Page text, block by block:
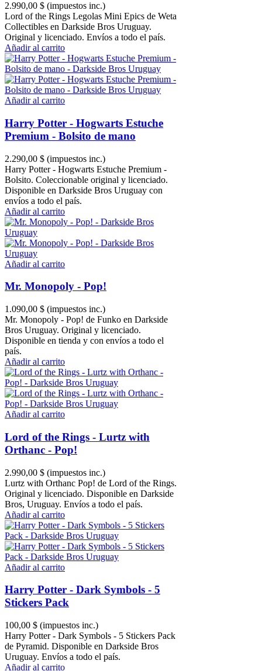
2.990,00 $ (impuestos inc.)
Lord of the Rings Legolas Mini Epics de Weta
Collectibles en Darkside Bros Uruguay.
Original y licenciado. Envíos a todo el país.
Añadir al carrito
Añadir al carrito
Harry Potter - Hogwarts Estuche
Premium - Bolsito de mano
2.290,00 $ (impuestos inc.)
Harry Potter - Hogwarts Estuche Premium -
Bolsito. Coleccionable original y licenciado.
Disponible en Darkside Bros Uruguay con
envíos a todo el país.
Añadir al carrito
Añadir al carrito
Mr. Monopoly - Pop!
1.090,00 $ (impuestos inc.)
Mr. Monopoly - Pop! de Funko en Darkside
Bros Uruguay. Original y licenciado.
Disponible en tienda y con envíos a todo el
país.
Añadir al carrito
Añadir al carrito
Lord of the Rings - Lurtz with
Orthanc - Pop!
2.990,00 $ (impuestos inc.)
Lurtz with Orthanc Pop! de Lord of the Rings.
Original y licenciado. Disponible en Darkside
Bros, Uruguay. Envíos a todo el país.
Añadir al carrito
Añadir al carrito
Harry Potter - Dark Symbols - 5
Stickers Pack
100,00 $ (impuestos inc.)
Harry Potter - Dark Symbols - 5 Stickers Pack
de Pyramid. Disponible en Darkside Bros
Uruguay. Envíos a todo el país.
Añadir al carrito